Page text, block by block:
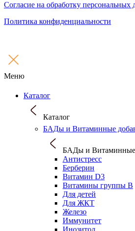
Согласие на обработку персональных
Политика конфиденциальности
Меню
Каталог
Каталог
БАДы и Витаминные
БАДы и Витаминные
Антистресс
Берберин
Витамин D3
Витамины группы B
Для детей
Для ЖКТ
Железо
Иммунитет
Инозитол